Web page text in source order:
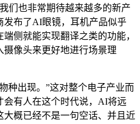
们也非常期待越来越多的新产
发布了AI眼镜，耳机产品似乎
侧就能实现翻译之类的功能，
像头来更好地进行场景理
种出现。”这对整个电子产业而
有人在这个时代说，AI将远
概已经不是一句空话、并且近